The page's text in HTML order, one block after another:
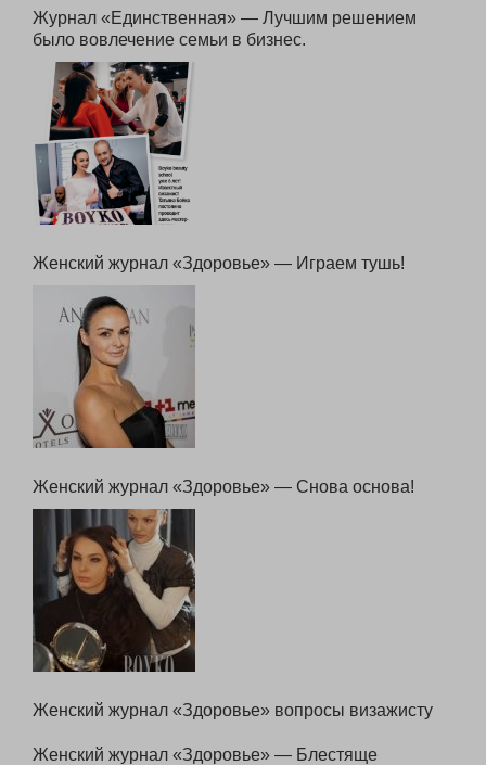
Журнал «Единственная» — Лучшим решением
было вовлечение семьи в бизнес.
Женский журнал «Здоровье» — Играем тушь!
Женский журнал «Здоровье» — Снова основа!
Женский журнал «Здоровье» вопросы визажисту
Женский журнал «Здоровье» — Блестяще